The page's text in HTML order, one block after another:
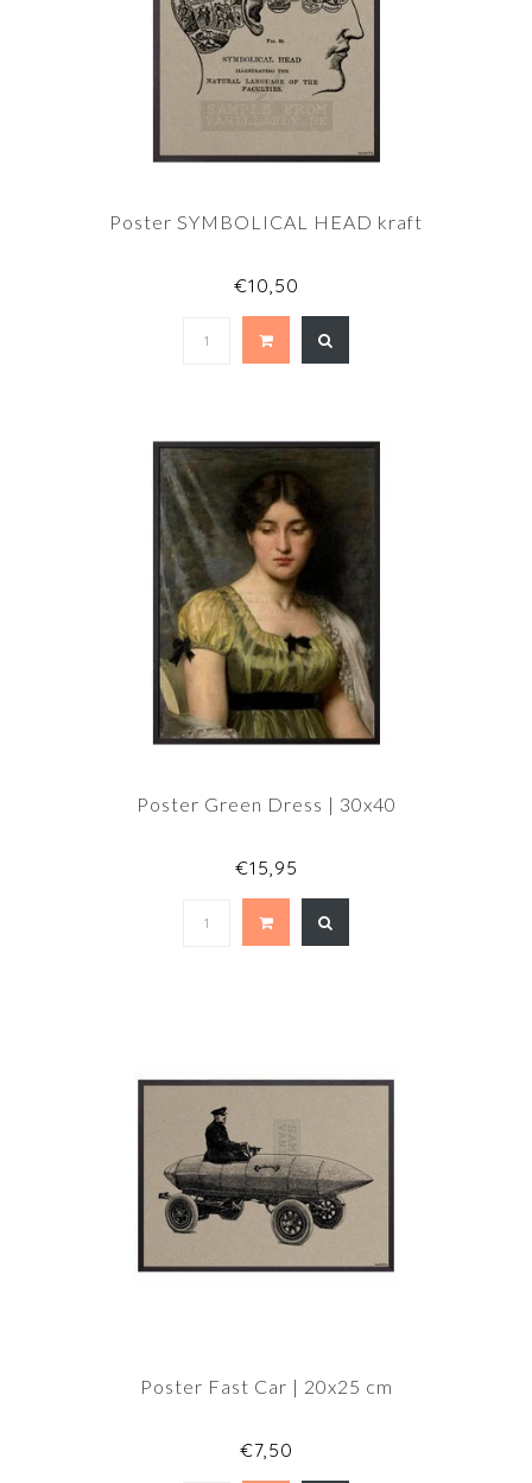
Poster SYMBOLICAL HEAD kraft
€10,50
Poster Green Dress | 30x40
€15,95
Poster Fast Car | 20x25 cm
€7,50